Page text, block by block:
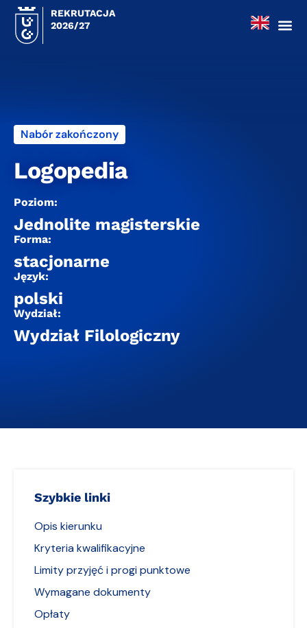
REKRUTACJA
2026/27
Nabór zakończony
Logopedia
Poziom:
Jednolite magisterskie
Forma:
stacjonarne
Język:
polski
Wydział:
Wydział Filologiczny
Szybkie linki
Opis kierunku
Kryteria kwalifikacyjne
Limity przyjęć i progi punktowe
Wymagane dokumenty
Opłaty